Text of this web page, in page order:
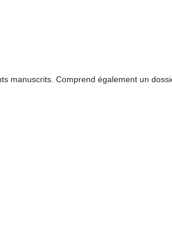
manuscrits. Comprend également un